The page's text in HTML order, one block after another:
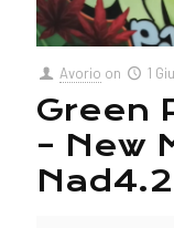
Avorio on 1
Green
– New